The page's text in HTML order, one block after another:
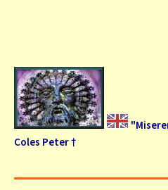
Coles Peter †